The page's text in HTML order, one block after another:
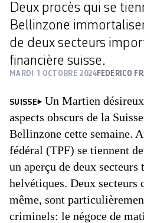
Deux procès qui se
Bellinzone
de deux secteurs
financière suisse.
MARDI 1 OCTOBRE 2024FEDERICO
SUISSE
Un Martien
aspects obscurs de la
Bellinzone cette semaine.
fédéral (TPF) se tiennent
un aperçu de deux secteurs
helvétiques. Deux secteurs
même, sont
criminels: le négoce de